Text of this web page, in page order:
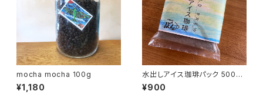
mocha mocha 100g
¥1,180
水出しアイス珈琲パック 500ml
×2P入
¥900